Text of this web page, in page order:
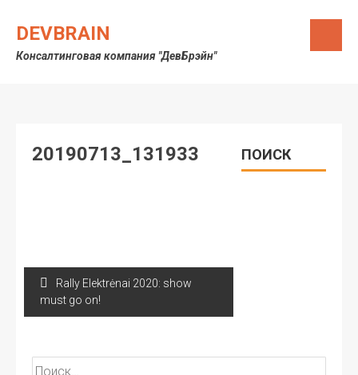
DEVBRAIN
Консалтинговая компания "ДевБрэйн"
20190713_131933
Навигация
записям
Rally Elektrėnai 2020: show
must go on!
ПОИСК
Найти: